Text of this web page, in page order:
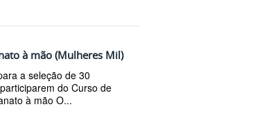
à mão (Mulheres Mil)
a seleção de 30
do Curso de
à mão O...